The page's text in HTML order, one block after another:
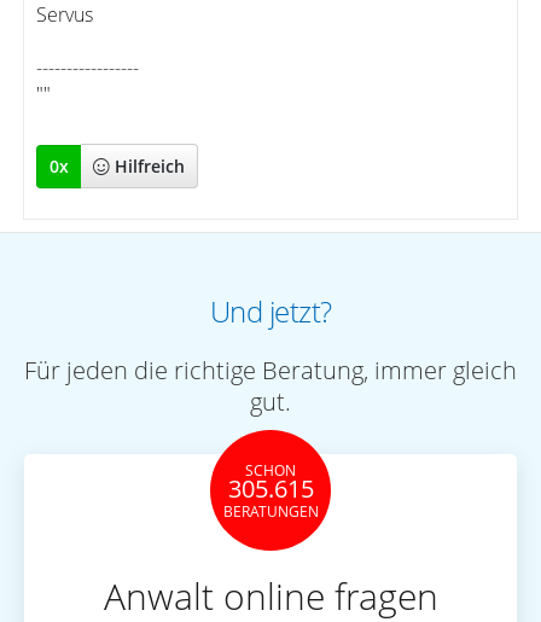
Servus
-----------------
""
0x Hilfreich
Und jetzt?
Für jeden die richtige Beratung, immer gleich
gut.
SCHON
305.615
BERATUNGEN
Anwalt online fragen